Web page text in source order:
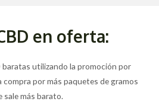
en oferta:
baratas utilizando la promoción por
por más paquetes de gramos
sale más barato.